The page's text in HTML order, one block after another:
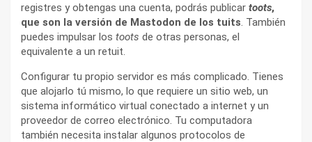
registres y obtengas una cuenta, podrás publicar toots,
que son la versión de Mastodon de los tuits. También
puedes impulsar los toots de otras personas, el
equivalente a un retuit.
Configurar tu propio servidor es más complicado. Tienes
que alojarlo tú mismo, lo que requiere un sitio web, un
sistema informático virtual conectado a internet y un
proveedor de correo electrónico. Tu computadora
también necesita instalar algunos protocolos de